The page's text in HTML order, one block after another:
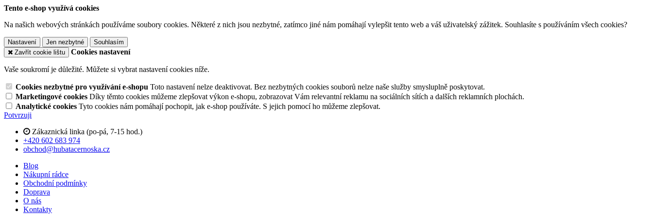
Tento e-shop využívá cookies
Na našich webových stránkách používáme soubory cookies. Některé z nich jsou nezbytné, zatímco jiné nám pomáhají vylepšit tento web a váš uživatelský zážitek. Souhlasíte s používáním všech cookies?
Nastavení Jen nezbytné
Souhlasím
Zavřít cookie lištu
Cookies nastavení
Vaše soukromí je důležité. Můžete si vybrat nastavení cookies níže.
Cookies nezbytné pro využívání e-shopu Toto nastavení nelze deaktivovat. Bez nezbytných cookies souborů nelze naše služby smysluplně poskytovat.
Marketingové cookies Díky těmto cookies můžeme zlepšovat výkon e-shopu, zobrazovat Vám relevantní reklamu na sociálních sítích a dalších reklamních plochách.
Analytické cookies Tyto cookies nám pomáhají pochopit, jak e-shop používáte. S jejich pomocí ho můžeme zlepšovat.
Potvrzuji
Zákaznická linka (po-pá, 7-15 hod.)
+420 602 683 974
obchod@hubatacernoska.cz
Blog
Nákupní rádce
Obchodní podmínky
Doprava
O nás
Kontakty